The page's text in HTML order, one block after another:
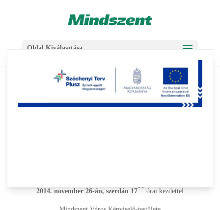
Oldal Kiválasztása
Közmeghallgatás 2014
2014. november 26-án, szerdán 17 órai kezdettel